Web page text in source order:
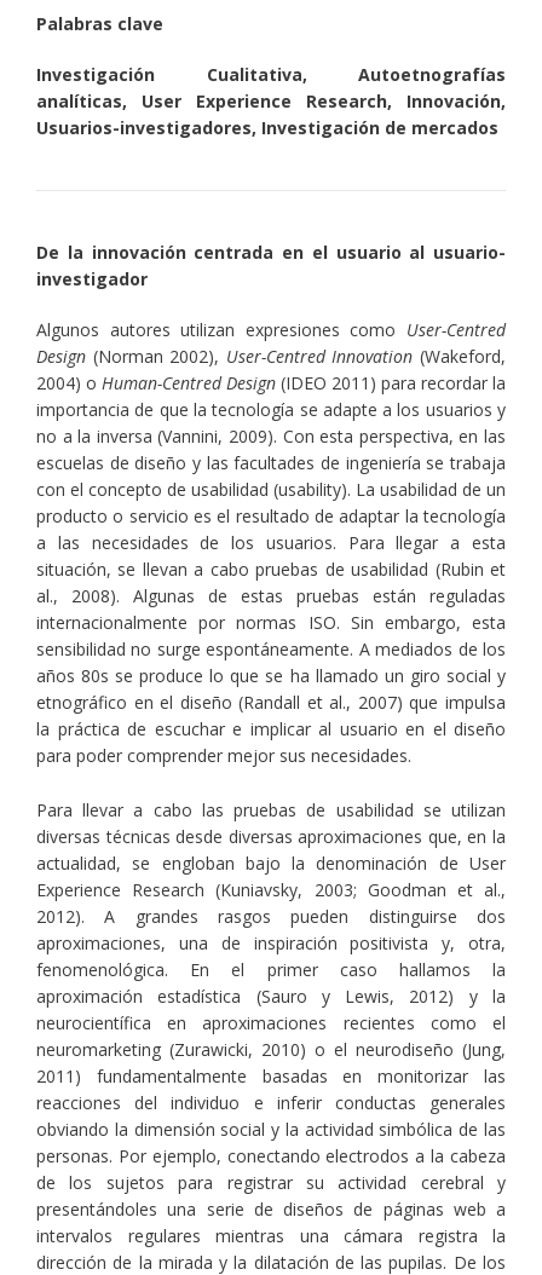
Palabras clave
Investigación Cualitativa, Autoetnografías
analíticas, User Experience Research, Innovación,
Usuarios-investigadores, Investigación de mercados
De la innovación centrada en el usuario al usuario-
investigador
Algunos autores utilizan expresiones como User-Centred
Design (Norman 2002), User-Centred Innovation (Wakeford,
2004) o Human-Centred Design (IDEO 2011) para recordar la
importancia de que la tecnología se adapte a los usuarios y
no a la inversa (Vannini, 2009). Con esta perspectiva, en las
escuelas de diseño y las facultades de ingeniería se trabaja
con el concepto de usabilidad (usability). La usabilidad de un
producto o servicio es el resultado de adaptar la tecnología
a las necesidades de los usuarios. Para llegar a esta
situación, se llevan a cabo pruebas de usabilidad (Rubin et
al., 2008). Algunas de estas pruebas están reguladas
internacionalmente por normas ISO. Sin embargo, esta
sensibilidad no surge espontáneamente. A mediados de los
años 80s se produce lo que se ha llamado un giro social y
etnográfico en el diseño (Randall et al., 2007) que impulsa
la práctica de escuchar e implicar al usuario en el diseño
para poder comprender mejor sus necesidades.
Para llevar a cabo las pruebas de usabilidad se utilizan
diversas técnicas desde diversas aproximaciones que, en la
actualidad, se engloban bajo la denominación de User
Experience Research (Kuniavsky, 2003; Goodman et al.,
2012). A grandes rasgos pueden distinguirse dos
aproximaciones, una de inspiración positivista y, otra,
fenomenológica. En el primer caso hallamos la
aproximación estadística (Sauro y Lewis, 2012) y la
neurocientífica en aproximaciones recientes como el
neuromarketing (Zurawicki, 2010) o el neurodiseño (Jung,
2011) fundamentalmente basadas en monitorizar las
reacciones del individuo e inferir conductas generales
obviando la dimensión social y la actividad simbólica de las
personas. Por ejemplo, conectando electrodos a la cabeza
de los sujetos para registrar su actividad cerebral y
presentándoles una serie de diseños de páginas web a
intervalos regulares mientras una cámara registra la
dirección de la mirada y la dilatación de las pupilas. De los